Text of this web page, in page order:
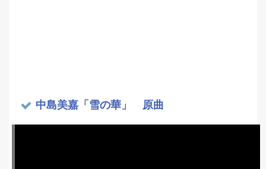
中島美嘉「雪の華」 原曲